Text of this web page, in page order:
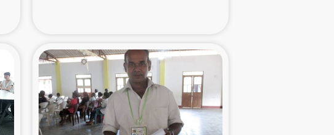
神原ゼミxパルシック
復興応援隊の活動
漁業復興支援